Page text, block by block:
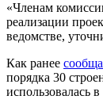
«Членам
реализации
ведомстве,
Как ранее
порядка 30
использовалась